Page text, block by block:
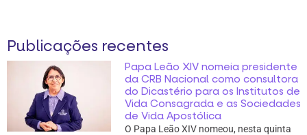
Publicações recentes
Papa Leão XIV nomeia presidente
da CRB Nacional como consultora
do Dicastério para os Institutos de
Vida Consagrada e as Sociedades
de Vida Apostólica
O Papa Leão XIV nomeou, nesta quinta